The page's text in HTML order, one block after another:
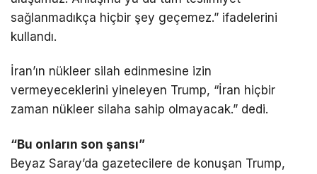
sağlanmadıkça hiçbir şey geçemez.” ifadelerini
kullandı.
İran’ın nükleer silah edinmesine izin
vermeyeceklerini yineleyen Trump, “İran hiçbir
zaman nükleer silaha sahip olmayacak.” dedi.
“Bu onların son şansı”
Beyaz Saray’da gazetecilere de konuşan Trump,